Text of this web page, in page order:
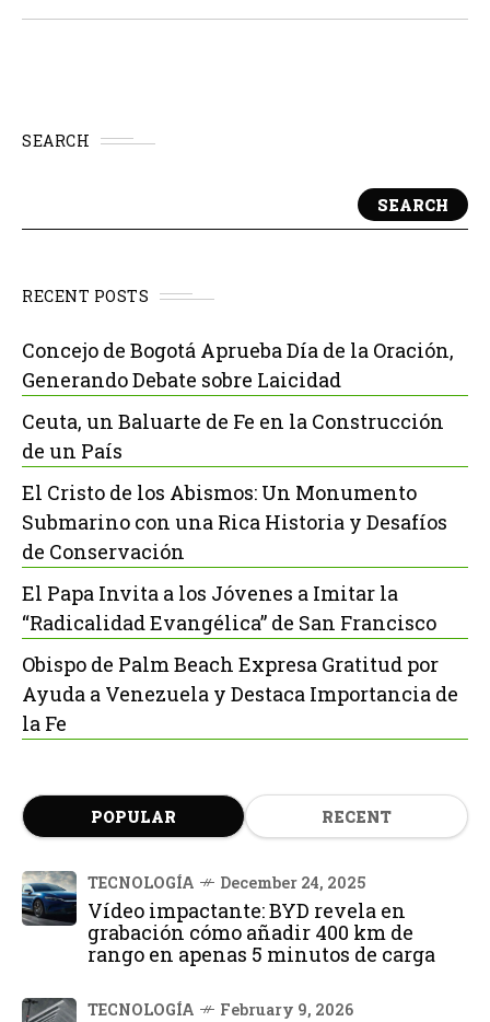
SEARCH
SEARCH
RECENT POSTS
Concejo de Bogotá Aprueba Día de la Oración,
Generando Debate sobre Laicidad
Ceuta, un Baluarte de Fe en la Construcción
de un País
El Cristo de los Abismos: Un Monumento
Submarino con una Rica Historia y Desafíos
de Conservación
El Papa Invita a los Jóvenes a Imitar la
“Radicalidad Evangélica” de San Francisco
Obispo de Palm Beach Expresa Gratitud por
Ayuda a Venezuela y Destaca Importancia de
la Fe
POPULAR RECENT
TECNOLOGÍA December 24, 2025
Vídeo impactante: BYD revela en
grabación cómo añadir 400 km de
rango en apenas 5 minutos de carga
TECNOLOGÍA February 9, 2026